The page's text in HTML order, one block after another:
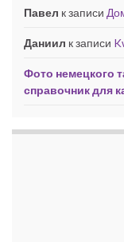
Павел к записи
Даниил к записи
Фото немецкого
справочник для